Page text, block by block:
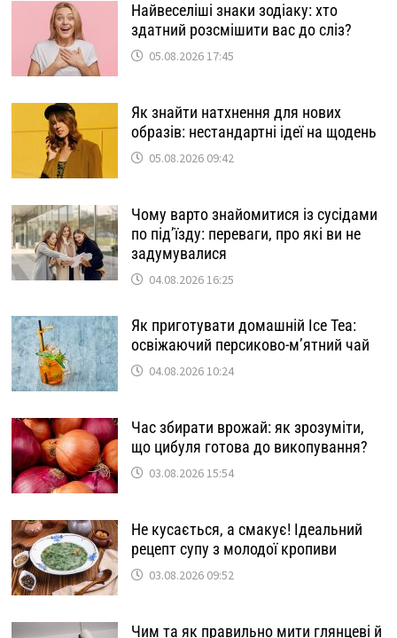
Найвеселіші знаки зодіаку: хто
здатний розсмішити вас до сліз?
05.08.2026 17:45
Як знайти натхнення для нових
образів: нестандартні ідеї на щодень
05.08.2026 09:42
Чому варто знайомитися із сусідами
по під’їзду: переваги, про які ви не
задумувалися
04.08.2026 16:25
Як приготувати домашній Ice Tea:
освіжаючий персиково-м’ятний чай
04.08.2026 10:24
Час збирати врожай: як зрозуміти,
що цибуля готова до викопування?
03.08.2026 15:54
Не кусається, а смакує! Ідеальний
рецепт супу з молодої кропиви
03.08.2026 09:52
Чим та як правильно мити глянцеві й